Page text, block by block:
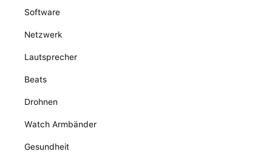
Software
Netzwerk
Lautsprecher
Beats
Drohnen
Watch Armbänder
Gesundheit